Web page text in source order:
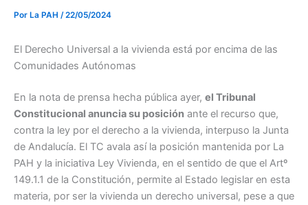
Por La PAH /22/05/2024
El Derecho Universal a la vivienda está por encima de las
Comunidades Autónomas
En la nota de prensa hecha pública ayer, el Tribunal
Constitucional anuncia su posición ante el recurso que,
contra la ley por el derecho a la vivienda, interpuso la Junta
de Andalucía. El TC avala así la posición mantenida por La
PAH y la iniciativa Ley Vivienda, en el sentido de que el Artº
149.1.1 de la Constitución, permite al Estado legislar en esta
materia, por ser la vivienda un derecho universal, pese a que